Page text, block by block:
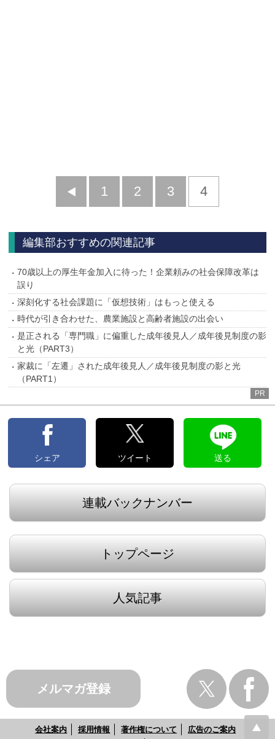
前
1 2 3 4
編集部おすすめの関連記事
70歳以上の厚生年金加入に待った！企業頼みの社会保障改革は
誤り
深刻化する社会課題に「仮想技術」はもっと使える
時代が引き合わせた、農業施設と高齢者施設の出会い
是正される「専門職」に偏重した成年後見人／成年後見制度の影
と光（PART3）
家裁に「左遷」された成年後見人／成年後見制度の影と光
（PART1）
PR
シェア ツイート 送る
連載バックナンバー
トップページ
人気記事
メルマガ登録
会社案内 採用情報 著作権について 広告のご案内